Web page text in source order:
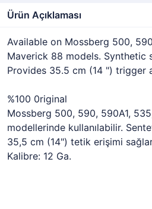
Ürün Açıklaması
Available on Mossberg 500,
Maverick 88 models. Synthetic
Provides 35.5 cm (14 ") trigger
%100 0riginal
Mossberg 500, 590, 590A1,
modellerinde kullanılabilir.
35,5 cm (14") tetik erişimi
Kalibre: 12 Ga.